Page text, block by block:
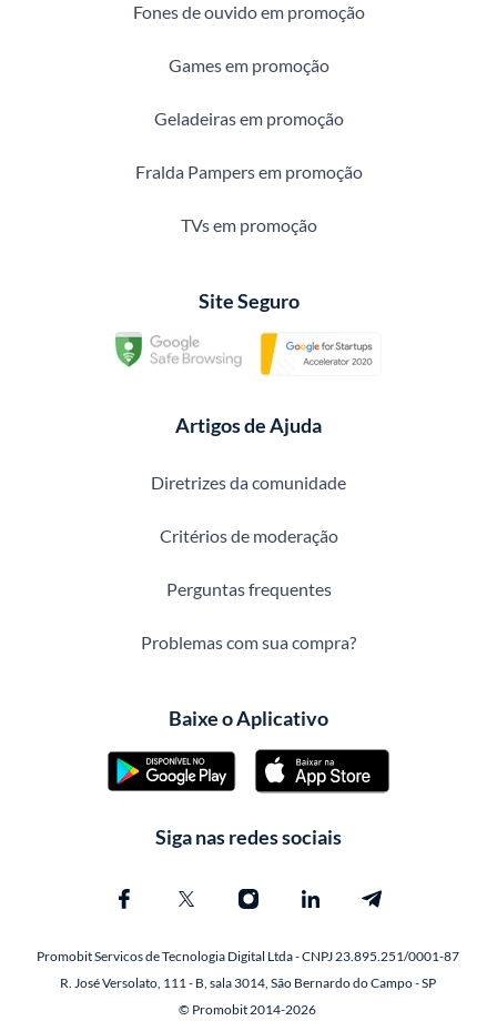
Fones de ouvido em promoção
Games em promoção
Geladeiras em promoção
Fralda Pampers em promoção
TVs em promoção
Site Seguro
Artigos de Ajuda
Diretrizes da comunidade
Critérios de moderação
Perguntas frequentes
Problemas com sua compra?
Baixe o Aplicativo
Siga nas redes sociais
Promobit Servicos de Tecnologia Digital Ltda - CNPJ 23.895.251/0001-87
R. José Versolato, 111 - B, sala 3014, São Bernardo do Campo - SP
© Promobit 2014-2026